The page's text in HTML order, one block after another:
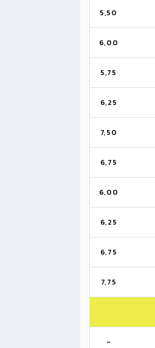
5,50
6,00
5,75
6,25
7,50
6,75
6,00
6,25
6,75
7,75
-